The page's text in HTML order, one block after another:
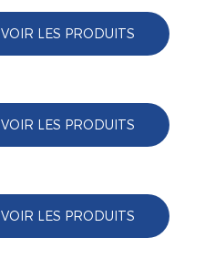
VOIR LES PRODUITS
VOIR LES PRODUITS
VOIR LES PRODUITS